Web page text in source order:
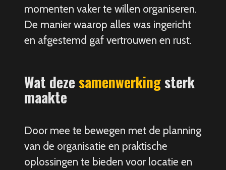
momenten vaker te willen organiseren.
De manier waarop alles was ingericht
en afgestemd gaf vertrouwen en rust.
Wat deze samenwerkingsterk
maakte
Door mee te bewegen met de planning
van de organisatie en praktische
oplossingen te bieden voor locatie en